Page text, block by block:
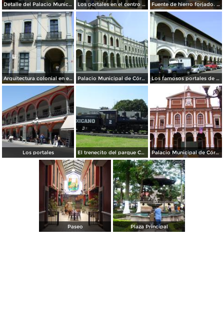
Detalle del Palacio Municipal y arquitectura colonial. Abril/2012 Los portales en el centro de Córdoba. Abril/2012 Fuente de hierro forjado. Córdoba, Veracruz. Abril/2012
Arquitectura colonial en el centro histórico de Córdoba. Abril/2012 Palacio Municipal de Córdoba, Veracruz. Abril/2012 Los famosos portales de dos niveles de Córdoba
Los portales El trenecito del parque Centenario Palacio Municipal de Córdoba
Paseo Plaza Principal